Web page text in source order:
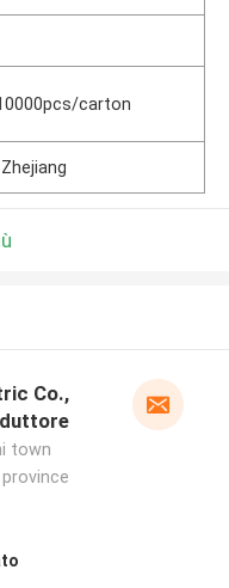
carton
Co.,
town